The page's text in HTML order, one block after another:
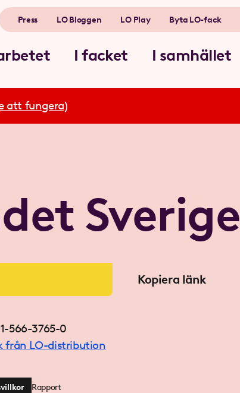
I facket I samhället
Press LO Bloggen LO Play Byta LO-fack
att fungera)
Sverige
Kopiera länk
566-3765-0
från LO-distribution
Rapport